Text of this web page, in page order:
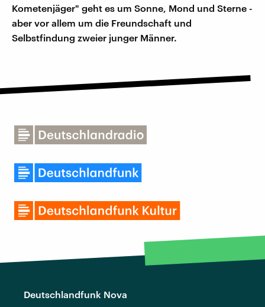
Kometenjäger" geht es um Sonne, Mond und Sterne -
aber vor allem um die Freundschaft und
Selbstfindung zweier junger Männer.
Deutschlandfunk Nova